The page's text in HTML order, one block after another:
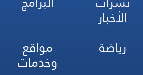
الأخبار
رياضة مواقع
وخدمات